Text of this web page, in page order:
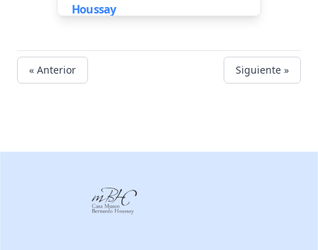
Houssay
« Anterior Siguiente »